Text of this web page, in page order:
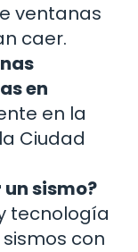
ventanas
caer.
en
en la
Ciudad
sismo?
tecnología
con